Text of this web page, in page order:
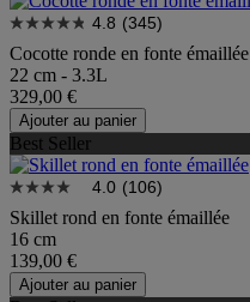
4.8 (345)
Cocotte ronde en fonte émaillée
22 cm - 3.3L
329,00 €
Ajouter au panier
Best Seller
4.0 (106)
Skillet rond en fonte émaillée
16 cm
139,00 €
Ajouter au panier